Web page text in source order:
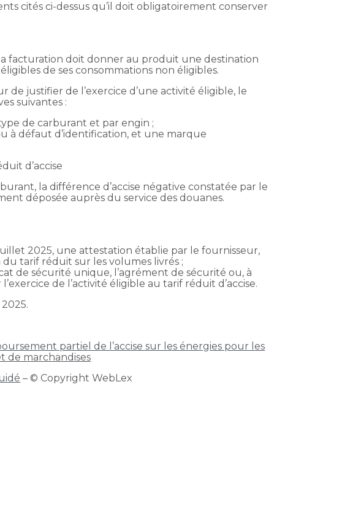
cités ci-dessus qu’il doit obligatoirement conserver
facturation doit donner au produit une destination
de ses consommations non éligibles.
justifier de l’exercice d’une activité éligible, le
suivantes :
de carburant et par engin ;
à défaut d’identification, et une marque
d’accise
la différence d’accise négative constatée par le
déposée auprès du service des douanes.
2025, une attestation établie par le fournisseur,
tarif réduit sur les volumes livrés ;
de sécurité unique, l’agrément de sécurité ou, à
de l’activité éligible au tarif réduit d’accise.
partiel de l’accise sur les énergies pour les
de marchandises
– © Copyright WebLex